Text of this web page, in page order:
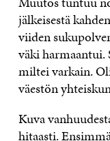
jälkeisestä
viiden
väki harmaantui.
miltei varkain.
väestön
Kuva
hitaasti.